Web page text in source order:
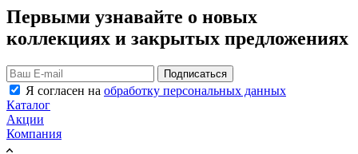
Первыми узнавайте о новых
коллекциях и закрытых предложениях
Подписаться
Я согласен на обработку персональных данных
Каталог
Акции
Компания